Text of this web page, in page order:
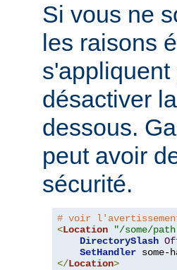
Si vous ne
les raisons
désactiver
dessous.
peut avoir
sécurité.
# voir
<Location "/some/
DirectorySlash
SetHandler
</Location>